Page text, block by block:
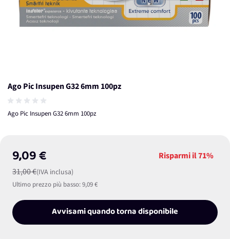
Ago Pic Insupen G32 6mm 100pz
Ago Pic Insupen G32 6mm 100pz
9,09 €
31,00 €(IVA inclusa)
Risparmi il71%
Ultimo prezzo più basso:9,09 €
Avvisami quando torna disponibile